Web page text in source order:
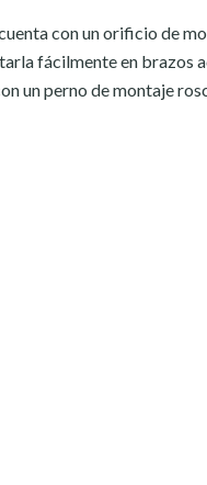
con un orificio de
fácilmente en brazos
un perno de montaje